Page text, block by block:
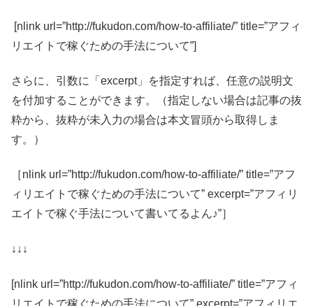
[nlink url=”http://fukudon.com/how-to-affiliate/” title=”アフィ
リエイトで稼ぐための手法について”]
さらに、引数に「excerpt」を指定すれば、任意の説明文
を付加することができます。（指定しない場合は記事の抜
粋から、抜粋が未入力の場合は本文冒頭から取得しま
す。）
［nlink url=”http://fukudon.com/how-to-affiliate/” title=”アフ
ィリエイトで稼ぐための手法について” excerpt=”アフィリ
エイトで稼ぐ手法について書いてるよん♪”］
↓↓↓
[nlink url=”http://fukudon.com/how-to-affiliate/” title=”アフィ